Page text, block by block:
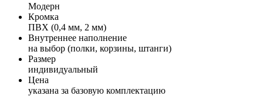
Модерн
Кромка
ПВХ (0,4 мм, 2 мм)
Внутреннее наполнение
на выбор (полки, корзины, штанги)
Размер
индивидуальный
Цена
указана за базовую комплектацию